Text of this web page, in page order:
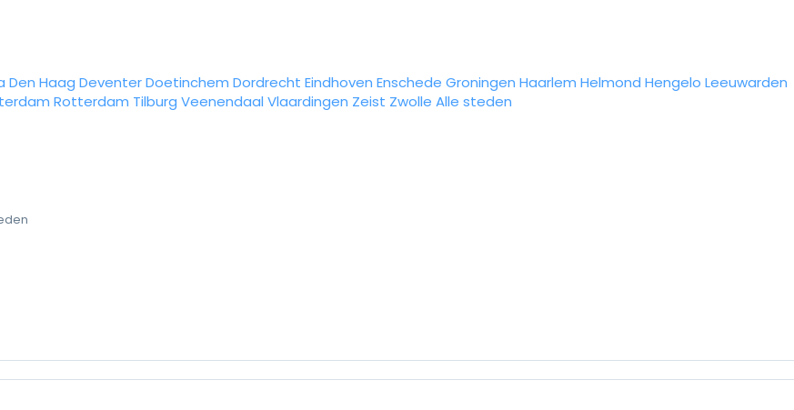
Den Haag DeventerDoetinchem Dordrecht Eindhoven Enschede Groningen Haarlem Helmond Hengelo Leeuwarden
Rotterdam Tilburg Veenendaal Vlaardingen Zeist Zwolle Alle steden